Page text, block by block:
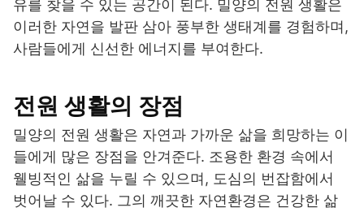
유를 찾을 수 있는 공간이 된다. 밀양의 전원 생활은
이러한 자연을 발판 삼아 풍부한 생태계를 경험하며,
사람들에게 신선한 에너지를 부여한다.
전원 생활의 장점
밀양의 전원 생활은 자연과 가까운 삶을 희망하는 이
들에게 많은 장점을 안겨준다. 조용한 환경 속에서
웰빙적인 삶을 누릴 수 있으며, 도심의 번잡함에서
벗어날 수 있다. 그의 깨끗한 자연환경은 건강한 삶